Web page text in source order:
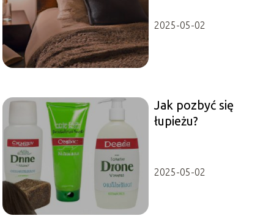
2025-05-02
Jak pozbyć się
łupieżu?
2025-05-02